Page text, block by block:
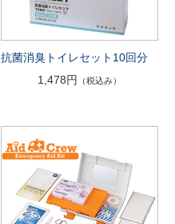
抗菌消臭トイレセット10回分
1,478円
（税込み）